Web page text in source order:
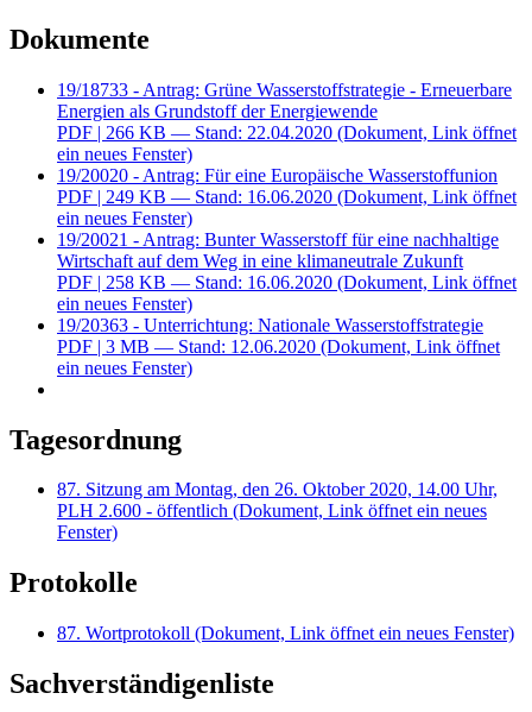
Dokumente
19/18733 - Antrag: Grüne Wasserstoffstrategie - Erneuerbare
Energien als Grundstoff der Energiewende
PDF | 266 KB — Stand: 22.04.2020 (Dokument, Link öffnet
ein neues Fenster)
19/20020 - Antrag: Für eine Europäische Wasserstoffunion
PDF | 249 KB — Stand: 16.06.2020 (Dokument, Link öffnet
ein neues Fenster)
19/20021 - Antrag: Bunter Wasserstoff für eine nachhaltige
Wirtschaft auf dem Weg in eine klimaneutrale Zukunft
PDF | 258 KB — Stand: 16.06.2020 (Dokument, Link öffnet
ein neues Fenster)
19/20363 - Unterrichtung: Nationale Wasserstoffstrategie
PDF | 3 MB — Stand: 12.06.2020 (Dokument, Link öffnet
ein neues Fenster)
Tagesordnung
87. Sitzung am Montag, den 26. Oktober 2020, 14.00 Uhr,
PLH 2.600 - öffentlich (Dokument, Link öffnet ein neues
Fenster)
Protokolle
87. Wortprotokoll (Dokument, Link öffnet ein neues Fenster)
Sachverständigenliste